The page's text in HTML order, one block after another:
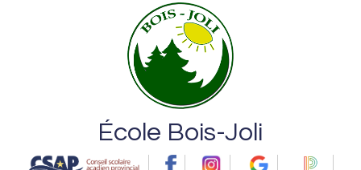
École Bois-Joli